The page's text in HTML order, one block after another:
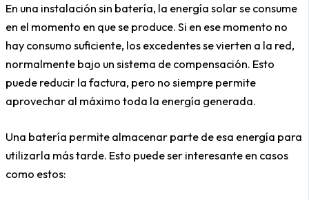
En una instalación sin batería, la energía solar se consume
en el momento en que se produce. Si en ese momento no
hay consumo suficiente, los excedentes se vierten a la red,
normalmente bajo un sistema de compensación. Esto
puede reducir la factura, pero no siempre permite
aprovechar al máximo toda la energía generada.
Una batería permite almacenar parte de esa energía para
utilizarla más tarde. Esto puede ser interesante en casos
como estos: